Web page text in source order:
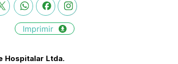
Imprimir
Hospitalar Ltda.